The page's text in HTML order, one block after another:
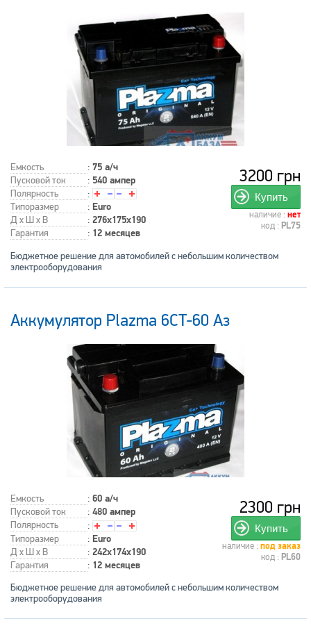
Емкость : 75 а/ч
Пусковой ток : 540 ампер
Полярность
:
Типоразмер
: Euro
Д x Ш x В : 276x175x190
Гарантия : 12 месяцев
3200 грн
Купить
наличие : нет
код : PL75
Бюджетное решение для автомобилей с небольшим количеством
электрооборудования
Аккумулятор Plazma 6CT-60 Аз
Емкость : 60 а/ч
Пусковой ток : 480 ампер
Полярность
:
Типоразмер
: Euro
Д x Ш x В : 242x174x190
Гарантия : 12 месяцев
2300 грн
Купить
наличие : под заказ
код : PL60
Бюджетное решение для автомобилей с небольшим количеством
электрооборудования